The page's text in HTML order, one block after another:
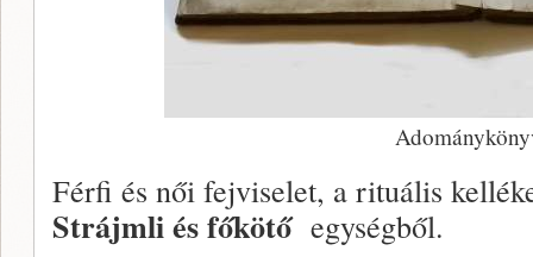
Férfi és női fejviselet, a rituális
Strájmli és főkötőegységből.